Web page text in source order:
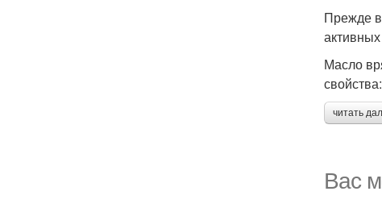
Прежде
Масло
свойства:
читать
Вас